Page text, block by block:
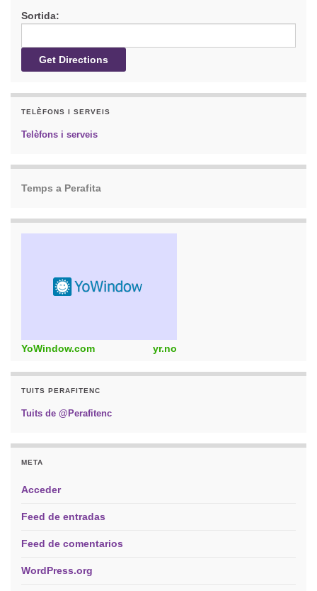
Sortida:
TELÈFONS I SERVEIS
Telèfons i serveis
Temps a Perafita
YoWindow.com yr.no
TUITS PERAFITENC
Tuits de @Perafitenc
META
Acceder
Feed de entradas
Feed de comentarios
WordPress.org